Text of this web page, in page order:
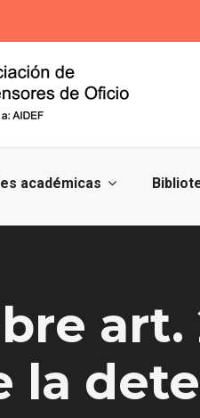
académicas
art.
la